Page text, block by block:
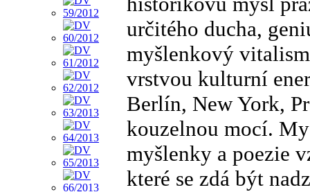
určitého ducha,
myšlenkový
vrstvou kulturní
Berlín, New York,
kouzelnou mocí.
myšlenky a poezie
které se zdá být